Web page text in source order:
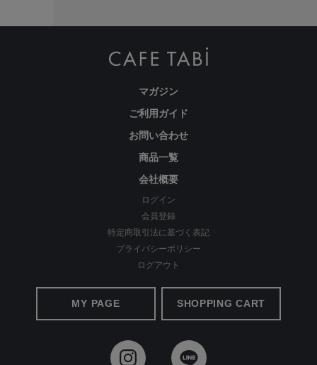
マガジン
ご利用ガイド
お問い合わせ
商品一覧
会社概要
ログイン
会員登録
特定商取引法に基づく表記
プライバシーポリシー
ログアウト
MY PAGE SHOPPING CART